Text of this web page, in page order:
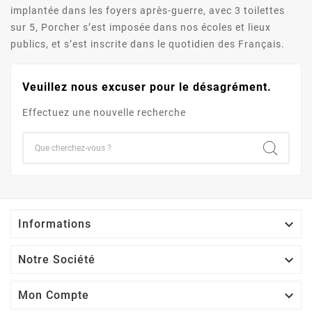
implantée dans les foyers après-guerre, avec 3 toilettes
sur 5, Porcher s’est imposée dans nos écoles et lieux
publics, et s’est inscrite dans le quotidien des Français.
Veuillez nous excuser pour le désagrément.
Effectuez une nouvelle recherche
Informations 
Notre Société 
Mon Compte 